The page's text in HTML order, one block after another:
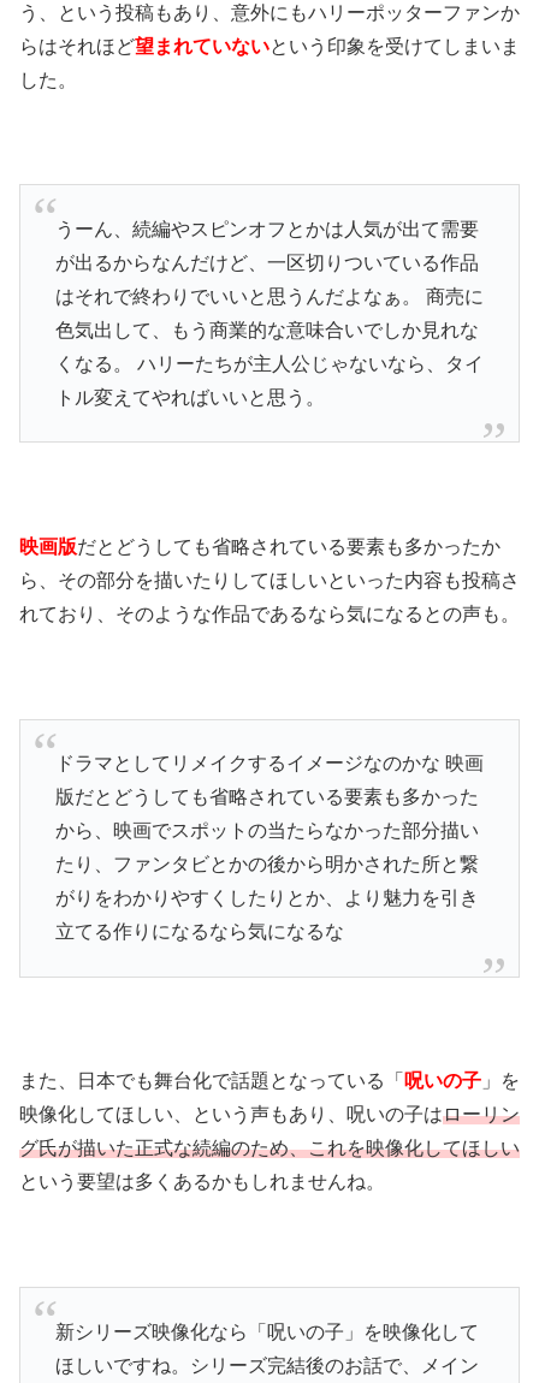
う、という投稿もあり、意外にもハリーポッターファンか
らはそれほど望まれていないという印象を受けてしまいま
した。
うーん、続編やスピンオフとかは人気が出て需要
が出るからなんだけど、一区切りついている作品
はそれで終わりでいいと思うんだよなぁ。 商売に
色気出して、もう商業的な意味合いでしか見れな
くなる。 ハリーたちが主人公じゃないなら、タイ
トル変えてやればいいと思う。
映画版だとどうしても省略されている要素も多かったか
ら、その部分を描いたりしてほしいといった内容も投稿さ
れており、そのような作品であるなら気になるとの声も。
ドラマとしてリメイクするイメージなのかな 映画
版だとどうしても省略されている要素も多かった
から、映画でスポットの当たらなかった部分描い
たり、ファンタビとかの後から明かされた所と繋
がりをわかりやすくしたりとか、より魅力を引き
立てる作りになるなら気になるな
また、日本でも舞台化で話題となっている「 呪いの子 」を
映像化してほしい、という声もあり、呪いの子はローリン
グ氏が描いた正式な続編のため、これを映像化してほしい
という要望は多くあるかもしれませんね。
新シリーズ映像化なら「呪いの子」を映像化して
ほしいですね。シリーズ完結後のお話で、メイン